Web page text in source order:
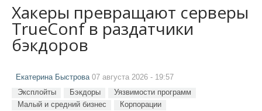
Хакеры превращают серверы
TrueConf в раздатчики
бэкдоров
Екатерина Быстрова 07 августа 2026 - 19:57
Эксплойты Бэкдоры
Уязвимости программ
Малый и средний бизнес
Корпорации